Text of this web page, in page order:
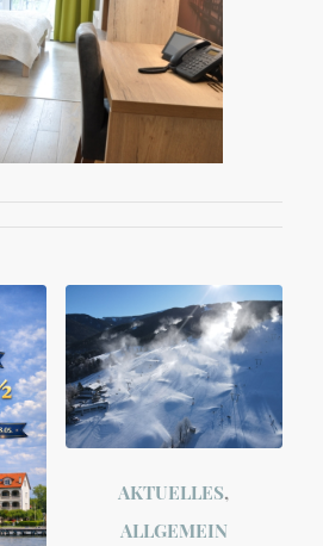
AKTUELLES,
ALLGEMEIN